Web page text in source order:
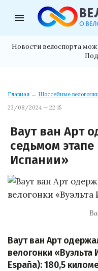
menu
Новости велоспорта
Главная → Шоссейные
23/08/2024 — 22:15
Ваут ван Арт
седьмом
Испании»
Ваут ван Арт
велогонки
España): 180,5